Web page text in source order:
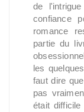
de
confiance
romance
partie du
les
faut dire
pas
était